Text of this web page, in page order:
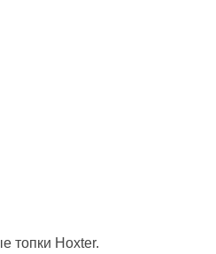
топки Hoxter.